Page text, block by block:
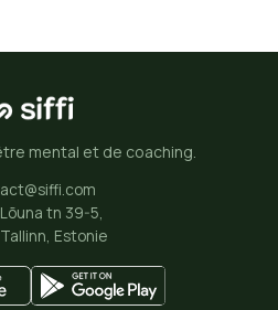
mental et de coaching.
tn 39-5,
Estonie